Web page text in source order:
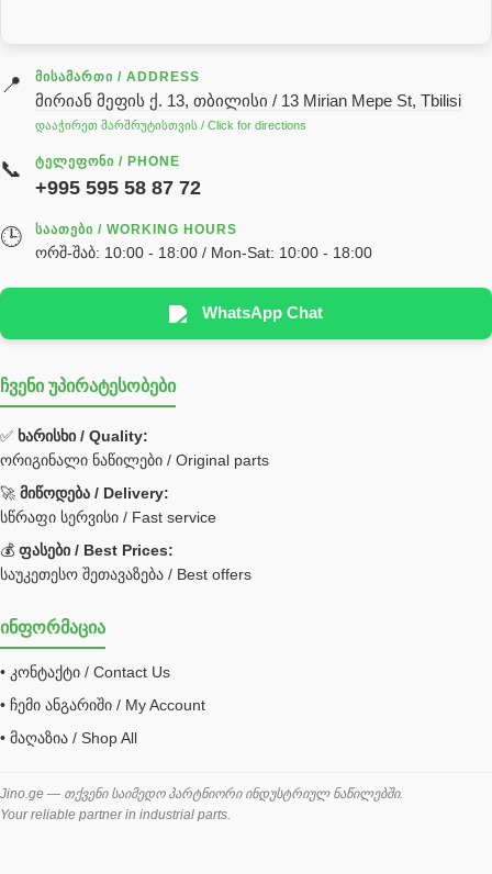
გადაცემათა კოლოფის ზეთი( კარობკის ზეთი)
ძრავის ზეთი
ჰიდრავლიკის ზეთი
реек
სხადასხვა
Hyva
უჟანგავი ფოლადი
Bobcat ფილტრი
Caterpillar ფილტრი
JCB ფილტრი
ქვაბი გათბობა მილები
შემაერთებელი / გადამყვანი UNF ORFS
შემაერთებელი BSPP /გადამყვანი
შესაფუთი მანქანა ვაკუმით
შლანგი
საწვავის შლანგი
📍 ᲛᲘᲡᲐᲛᲐᲠᲗᲘ / ADDRESS
მირიან მეფის ქ. 13, თბილისი / 13 Mirian Mepe St, Tbilisi
დააჭირეთ მარშრუტისთვის / Click for directions
📞 ᲢᲔᲚᲔᲤᲝᲜᲘ / PHONE
+995 595 58 87 72
🕒 ᲡᲐᲐᲗᲔᲑᲘ / WORKING HOURS
ორშ-შაბ: 10:00 - 18:00 / Mon-Sat: 10:00 - 18:00
WhatsApp Chat
ჩვენი უპირატესობები
✅ ხარისხი / Quality:
ორიგინალი ნაწილები / Original parts
🚀 მიწოდება / Delivery:
სწრაფი სერვისი / Fast service
💰 ფასები / Best Prices:
საუკეთესო შეთავაზება / Best offers
ინფორმაცია
• კონტაქტი / Contact Us
• ჩემი ანგარიში / My Account
• მაღაზია / Shop All
Jino.ge — თქვენი საიმედო პარტნიორი ინდუსტრიულ ნაწილებში.
Your reliable partner in industrial parts.